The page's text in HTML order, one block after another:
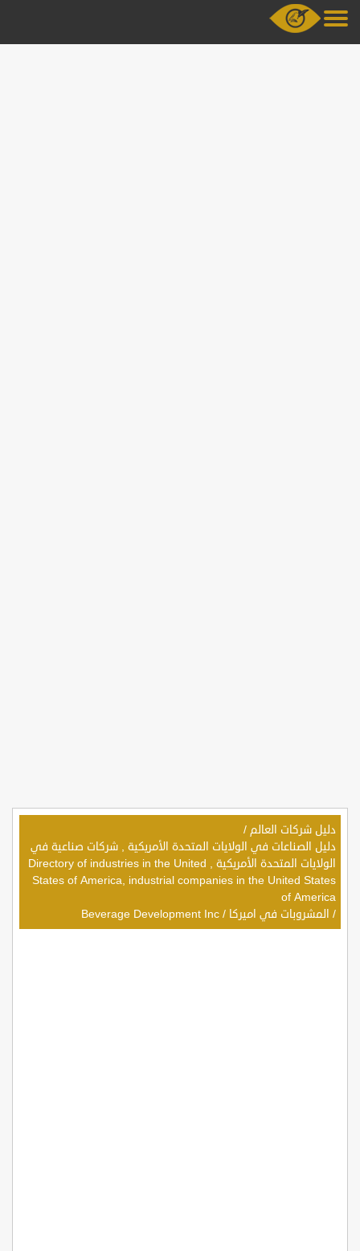
دليل شركات العالم /
دليل الصناعات في الولايات المتحدة الأمريكية , شركات صناعية في
الولايات المتحدة الأمريكية , Directory of industries in the United
States of America, industrial companies in the United States
of America
/ المشروبات في اميركا /
Beverage Development Inc